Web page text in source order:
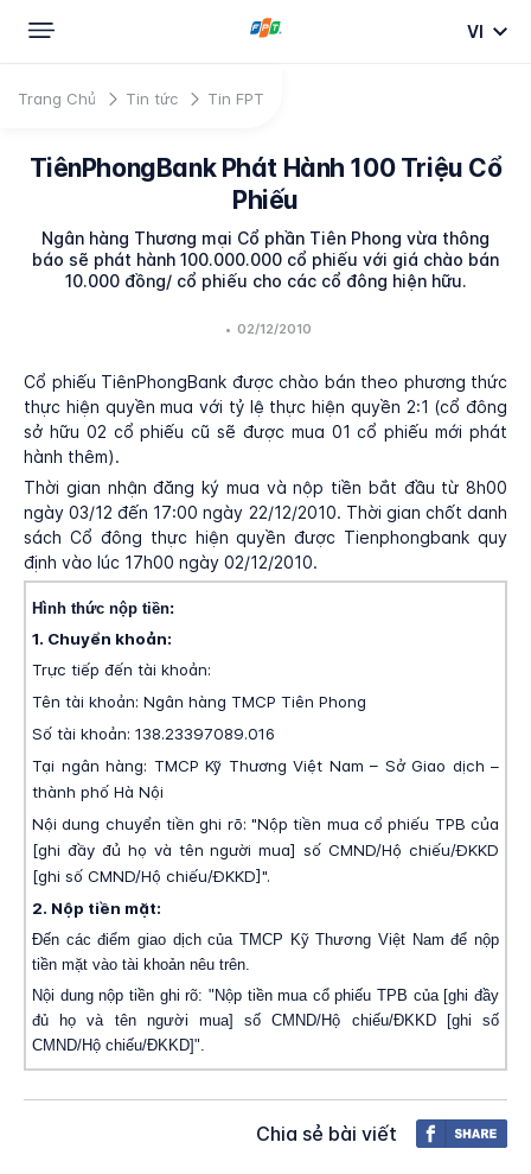
VI
Trang Chủ Tin tức Tin FPT
TiênPhongBank Phát Hành 100 Triệu Cổ
Phiếu
Ngân hàng Thương mại Cổ phần Tiên Phong vừa thông
báo sẽ phát hành 100.000.000 cổ phiếu với giá chào bán
10.000 đồng/ cổ phiếu cho các cổ đông hiện hữu.
• 02/12/2010
Cổ phiếu TiênPhongBank được chào bán theo phương thức
thực hiện quyền mua với tỷ lệ thực hiện quyền 2:1 (cổ đông
sở hữu 02 cổ phiếu cũ sẽ được mua 01 cổ phiếu mới phát
hành thêm).
Thời gian nhận đăng ký mua và nộp tiền bắt đầu từ 8h00
ngày 03/12 đến 17:00 ngày 22/12/2010. Thời gian chốt danh
sách Cổ đông thực hiện quyền được Tienphongbank quy
định vào lúc 17h00 ngày 02/12/2010.
Hình thức nộp tiền:
1. Chuyển khoản:
Trực tiếp đến tài khoản:
Tên tài khoản: Ngân hàng TMCP Tiên Phong
Số tài khoản: 138.23397089.016
Tại ngân hàng: TMCP Kỹ Thương Việt Nam – Sở Giao dịch –
thành phố Hà Nội
Nội dung chuyển tiền ghi rõ: "Nộp tiền mua cổ phiếu TPB của
[ghi đầy đủ họ và tên người mua] số CMND/Hộ chiếu/ĐKKD
[ghi số CMND/Hộ chiếu/ĐKKD]".
2. Nộp tiền mặt:
Đến các điểm giao dịch của TMCP Kỹ Thương Việt Nam để nộp
tiền mặt vào tài khoản nêu trên.
Nội dung nộp tiền ghi rõ: "Nộp tiền mua cổ phiếu TPB của [ghi đầy
đủ họ và tên người mua] số CMND/Hộ chiếu/ĐKKD [ghi số
CMND/Hộ chiếu/ĐKKD]".
Chia sẻ bài viết